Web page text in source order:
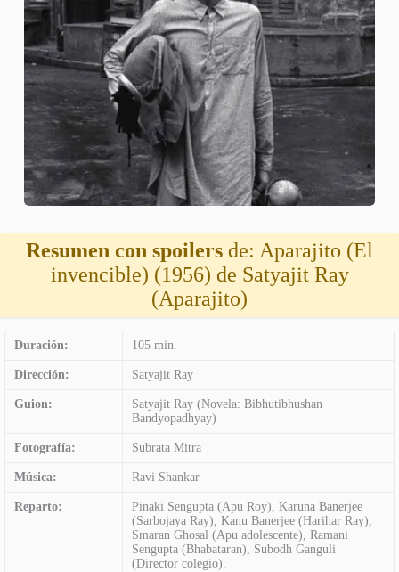
Resumen con spoilers de: Aparajito (El
invencible) (1956) de Satyajit Ray
(Aparajito)
Duración: 105 min.
Dirección: Satyajit Ray
Guion:
Satyajit Ray (Novela: Bibhutibhushan
Bandyopadhyay)
Fotografía: Subrata Mitra
Música: Ravi Shankar
Reparto:
Pinaki Sengupta (Apu Roy), Karuna Banerjee
(Sarbojaya Ray), Kanu Banerjee (Harihar Ray),
Smaran Ghosal (Apu adolescente), Ramani
Sengupta (Bhabataran), Subodh Ganguli
(Director colegio).